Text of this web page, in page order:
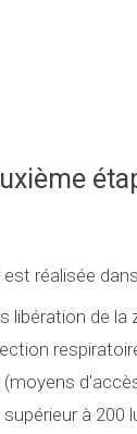
est réalisée
libération de
à 200